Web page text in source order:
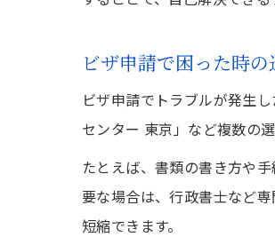
ビザ申請で困った時
ビザ申請でトラブルが発生
センター 東京」など複数の
たとえば、書類の書き方や
要な場合は、行政書士など
短縮できます。